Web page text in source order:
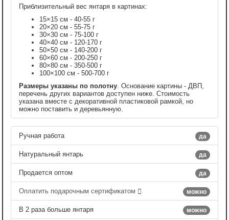
Приблизительный вес янтаря в картинах:
15×15 см - 40-55 г
20×20 см - 55-75 г
30×30 см - 75-100 г
40×40 см - 120-170 г
50×50 см - 140-200 г
60×60 см - 200-250 г
80×80 см - 350-500 г
100×100 см - 500-700 г
Размеры указаны по полотну . Основание картины - ДВП,
перечень других вариантов доступен ниже. Стоимость
указана вместе с декоративной пластиковой рамкой, но
можно поставить и деревьянную.
да
Ручная работа
да
Натуральный янтарь
да
Продается оптом
можно
Оплатить подарочным сертификатом
можно
В 2 раза больше янтаря